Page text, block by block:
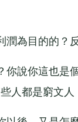
為目的的？
說你這也是個
人都是窮文人